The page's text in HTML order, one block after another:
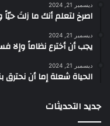
ديسمبر 21, 2024
‫اصرخ لتعلم أنك ما زلتَ
ديسمبر 21, 2024
يجب أن أخترع نظاماً وإلا
ديسمبر 21, 2024
الحياة شعلة إما أن
جديد التحديثات